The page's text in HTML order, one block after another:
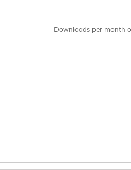
Downloads per month